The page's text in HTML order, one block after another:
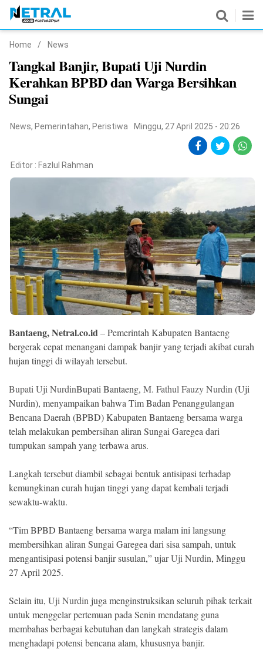
Nasional
Pemerintahan
Politik
Hukrim
Peristiwa
Olahraga
Ekonomi
Memori
©
Copyright
NETRAL
.
All
Right
Reserved
Home / News
Tangkal Banjir, Bupati Uji Nurdin
Kerahkan BPBD dan Warga Bersihkan
Sungai
News, Pemerintahan, Peristiwa Minggu, 27 April 2025 - 20:26
Editor : Fazlul Rahman
Bantaeng, Netral.co.id– Pemerintah Kabupaten Bantaeng
bergerak cepat menangani dampak banjir yang terjadi akibat curah
hujan tinggi di wilayah tersebut.
Bupati Uji NurdinBupati Bantaeng, M. Fathul Fauzy Nurdin(Uji
Nurdin), menyampaikan bahwa Tim Badan Penanggulangan
Bencana Daerah (BPBD) Kabupaten Bantaeng bersama warga
telah melakukan pembersihan aliran Sungai Garegea dari
tumpukan sampah yang terbawa arus.
Langkah tersebut diambil sebagai bentuk antisipasi terhadap
kemungkinan curah hujan tinggi yang dapat kembali terjadi
sewaktu-waktu.
“Tim BPBD Bantaeng bersama warga malam ini langsung
membersihkan aliran Sungai Garegea dari sisa sampah, untuk
mengantisipasi potensi banjir susulan,” ujarUji Nurdin, Minggu
27 April 2025.
Selain itu, Uji Nurdin juga menginstruksikan seluruh pihak terkait
untuk menggelar pertemuan pada Senin mendatang guna
membahas berbagai kebutuhan dan langkah strategis dalam
menghadapi potensi bencana alam, khususnya banjir.